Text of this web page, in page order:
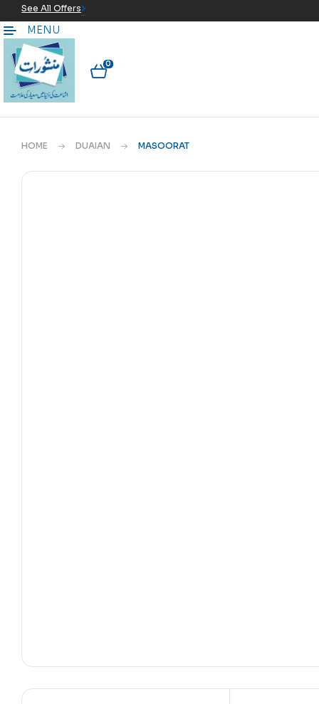
See All Offers
MENU
0
HOME DUAIAN MASOORAT